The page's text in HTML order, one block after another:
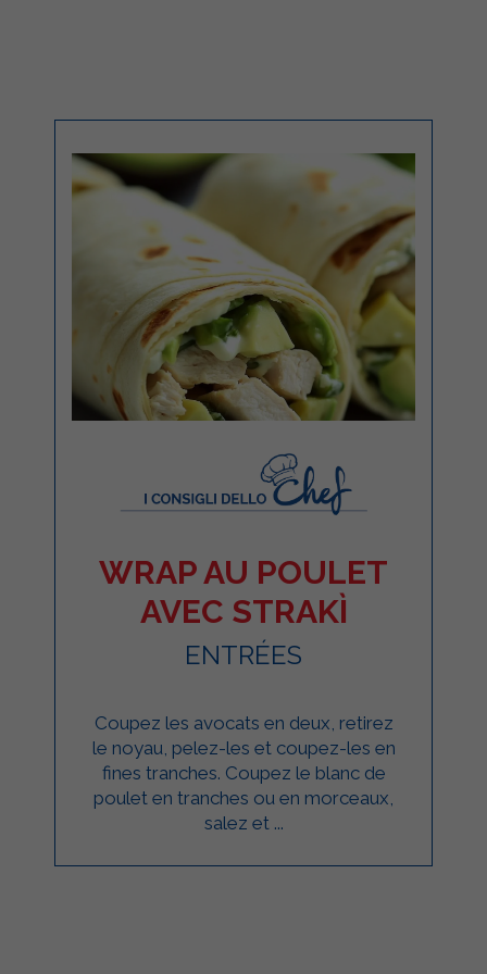
WRAP AU POULET
AVEC STRAKÌ
ENTRÉES
Coupez les avocats en deux, retirez
le noyau, pelez-les et coupez-les en
fines tranches. Coupez le blanc de
poulet en tranches ou en morceaux,
salez et ...